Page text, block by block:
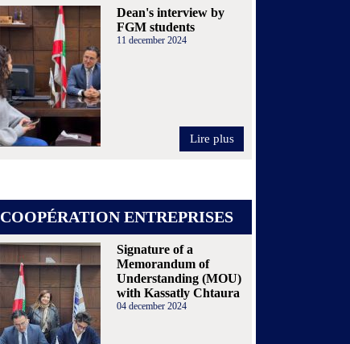
Dean's interview by
FGM students
11 december 2024
Lire plus
COOPÉRATION ENTREPRISES
Signature of a
Memorandum of
Understanding (MOU)
with Kassatly Chtaura
04 december 2024